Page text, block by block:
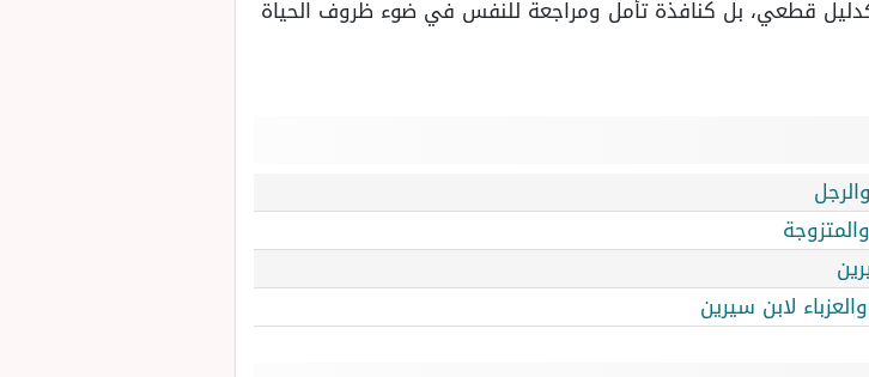
كدليل قطعي، بل كنافذة تأمل ومراجعة للنفس في ضوء ظروف الحياة
لابن سيرين